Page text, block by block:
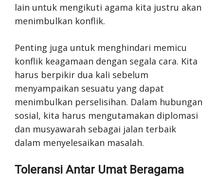
lain untuk mengikuti agama kita justru akan
menimbulkan konflik.
Penting juga untuk menghindari memicu
konflik keagamaan dengan segala cara. Kita
harus berpikir dua kali sebelum
menyampaikan sesuatu yang dapat
menimbulkan perselisihan. Dalam hubungan
sosial, kita harus mengutamakan diplomasi
dan musyawarah sebagai jalan terbaik
dalam menyelesaikan masalah.
Toleransi Antar Umat Beragama